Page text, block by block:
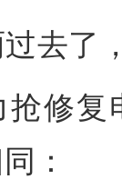
去了
抢修复
：